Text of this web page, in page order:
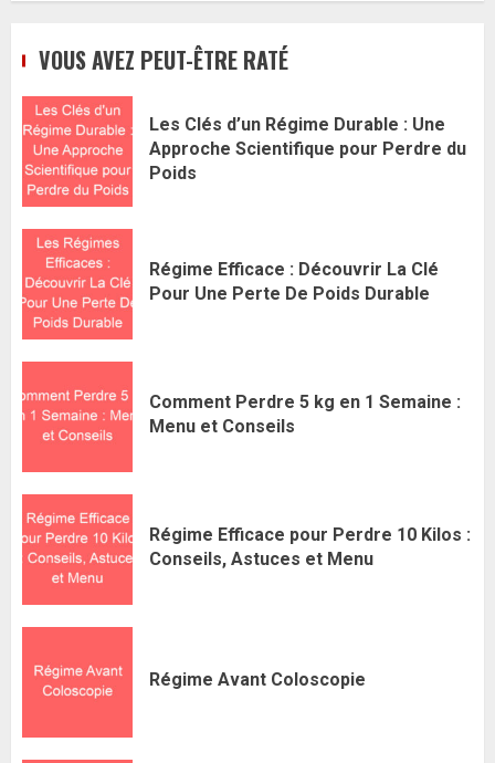
VOUS AVEZ PEUT-ÊTRE RATÉ
Les Clés d’un Régime Durable : Une
Approche Scientifique pour Perdre du
Poids
Régime Efficace : Découvrir La Clé
Pour Une Perte De Poids Durable
Comment Perdre 5 kg en 1 Semaine :
Menu et Conseils
Régime Efficace pour Perdre 10 Kilos :
Conseils, Astuces et Menu
Régime Avant Coloscopie